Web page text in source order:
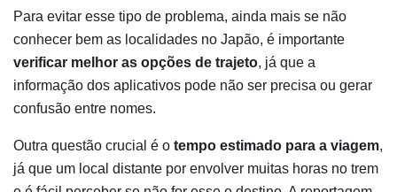
Para evitar esse tipo de problema, ainda mais se não
conhecer bem as localidades no Japão, é importante
verificar melhor as opções de trajeto, já que a
informação dos aplicativos pode não ser precisa ou gerar
confusão entre nomes.
Outra questão crucial é o tempo estimado para a viagem,
já que um local distante por envolver muitas horas no trem